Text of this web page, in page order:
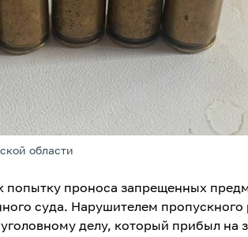
области
попытку проноса запрещенных
суда. Нарушителем
делу, который прибыл на